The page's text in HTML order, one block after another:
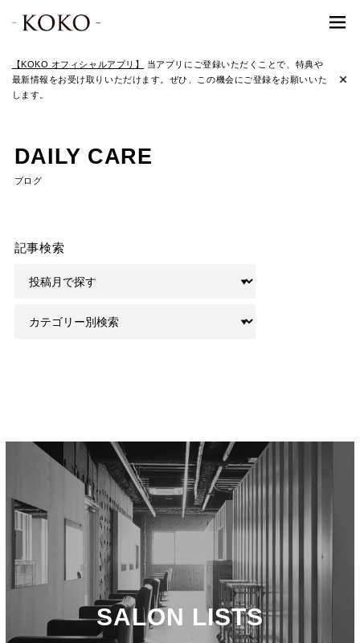
【KOKO オフィシャルアプリ】
当アプリにご登録いただくことで、特典や
最新情報をお受け取りいただけます。ぜひ、この機会にご登録をお願いいた
します。
DAILY CARE
ブログ
記事検索
SALON LISTS